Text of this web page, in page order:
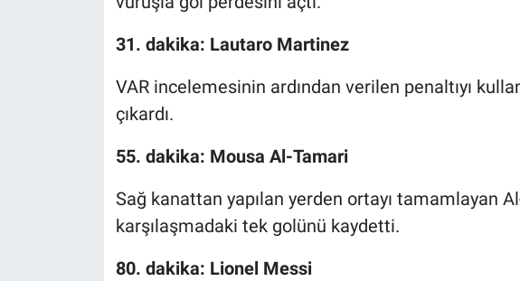
31. dakika: Lautaro Martinez
VAR incelemesinin ardından verilen penaltıyı
çıkardı.
55. dakika: Mousa Al-Tamari
Sağ kanattan yapılan yerden ortayı tamamlayan
karşılaşmadaki tek golünü kaydetti.
80. dakika: Lionel Messi